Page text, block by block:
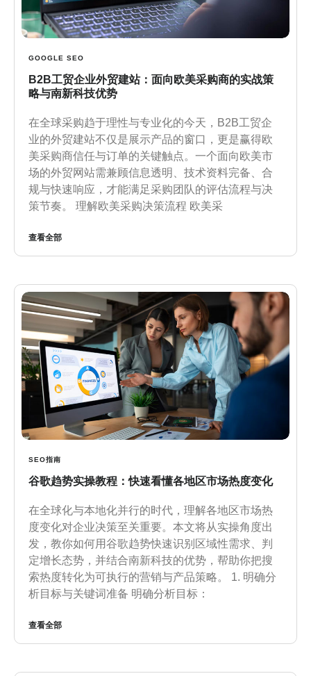
GOOGLE SEO
B2B工贸企业外贸建站：面向欧美采购商的实战策
略与南新科技优势
在全球采购趋于理性与专业化的今天，B2B工贸企
业的外贸建站不仅是展示产品的窗口，更是赢得欧
美采购商信任与订单的关键触点。一个面向欧美市
场的外贸网站需兼顾信息透明、技术资料完备、合
规与快速响应，才能满足采购团队的评估流程与决
策节奏。 理解欧美采购决策流程 欧美采
查看全部
SEO指南
谷歌趋势实操教程：快速看懂各地区市场热度变化
在全球化与本地化并行的时代，理解各地区市场热
度变化对企业决策至关重要。本文将从实操角度出
发，教你如何用谷歌趋势快速识别区域性需求、判
定增长态势，并结合南新科技的优势，帮助你把搜
索热度转化为可执行的营销与产品策略。 1. 明确分
析目标与关键词准备 明确分析目标：
查看全部